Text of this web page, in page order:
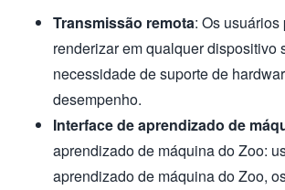
Transmissão remota: Os
renderizar em qualquer dispositivo
necessidade de suporte de
desempenho.
Interface de aprendizado de
aprendizado de máquina do Zoo:
aprendizado de máquina do Zoo,